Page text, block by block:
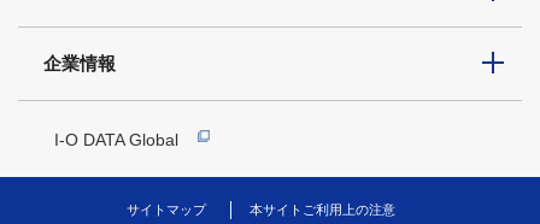
企業情報
I-O DATA Global
サイトマップ 本サイトご利用上の注意